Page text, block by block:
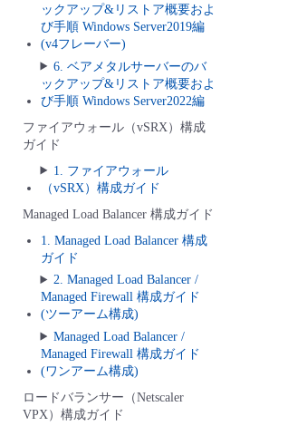
ックアップ&リストア概要およ
び手順 Windows Server2019編
(v4フレーバー)
6. ベアメタルサーバーのバ
ックアップ&リストア概要およ
び手順 Windows Server2022編
ファイアウォール（vSRX）構成
ガイド
1. ファイアウォール
（vSRX）構成ガイド
Managed Load Balancer 構成ガイド
1. Managed Load Balancer 構成
ガイド
2. Managed Load Balancer /
Managed Firewall 構成ガイド
(ツーアーム構成)
Managed Load Balancer /
Managed Firewall 構成ガイド
(ワンアーム構成)
ロードバランサー（Netscaler
VPX）構成ガイド